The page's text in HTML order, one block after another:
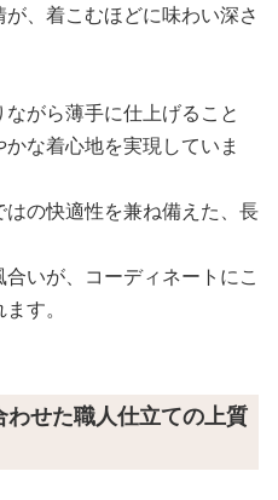
、着こむほどに味わい深さ
がら薄手に仕上げること
な着心地を実現していま
の快適性を兼ね備えた、長
いが、コーディネートにこ
す。
せた職人仕立ての上質